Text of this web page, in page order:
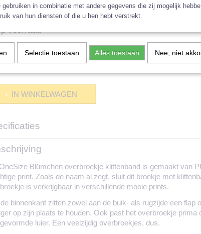
(inclusief btw 21%)
Aantal
IN WINKELWAGEN
Blümchen overbroekje klittenband is gemaakt van
print. Zoals de naam al zegt, sluit dit broekje met
is verkrijgbaar in verschillende mooie prints.
binnenkant zitten zowel aan de buik- als rugzijde een flap
op zijn plaats te houden. Ook past het overbroekje prima
luier. Een veelzijdig overbroekjes, dus.
gebruiken in combinatie met andere gegevens die zij mogelijk
van hun diensten of die u hen hebt verstrekt.
Selectie toestaan Alles toestaan Nee, niet